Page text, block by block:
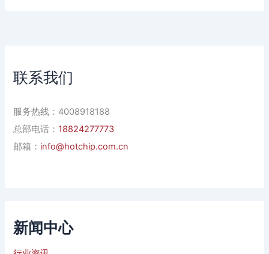
联系我们
服务热线：4008918188
总部电话：18824277773
邮箱： info@hotchip.com.cn
新闻中心